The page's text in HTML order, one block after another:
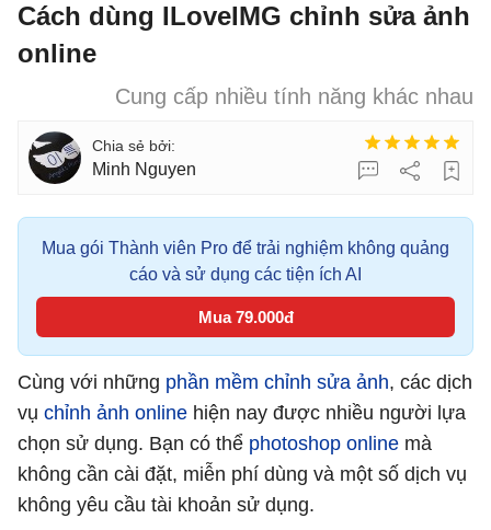
Cách dùng ILoveIMG chỉnh sửa ảnh
online
Cung cấp nhiều tính năng khác nhau
Minh Nguyen
Mua gói Thành viên Pro để trải nghiệm không quảng
cáo và sử dụng các tiện ích AI
Mua 79.000đ
Cùng với những phần mềm chỉnh sửa ảnh, các dịch
vụ chỉnh ảnh online hiện nay được nhiều người lựa
chọn sử dụng. Bạn có thể photoshop online mà
không cần cài đặt, miễn phí dùng và một số dịch vụ
không yêu cầu tài khoản sử dụng.